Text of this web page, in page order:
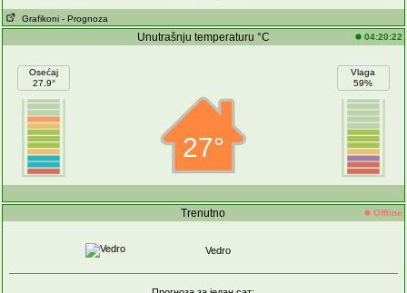
Grafikoni - Prognoza
Unutrašnju temperaturu °C 04:20:22
Osećaj
27.9°
27°
Vlaga
59%
Trenutno Offline
Vedro